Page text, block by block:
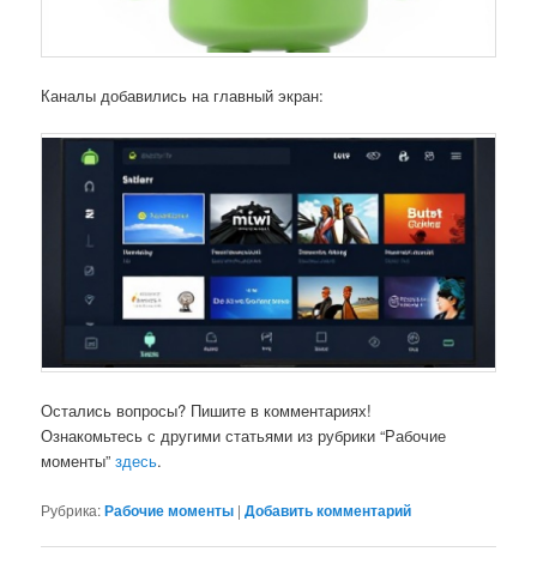
Каналы добавились на главный экран:
Остались вопросы? Пишите в комментариях!
Ознакомьтесь с другими статьями из рубрики “Рабочие
моменты”здесь.
Рубрика:Рабочие моменты |Добавить комментарий